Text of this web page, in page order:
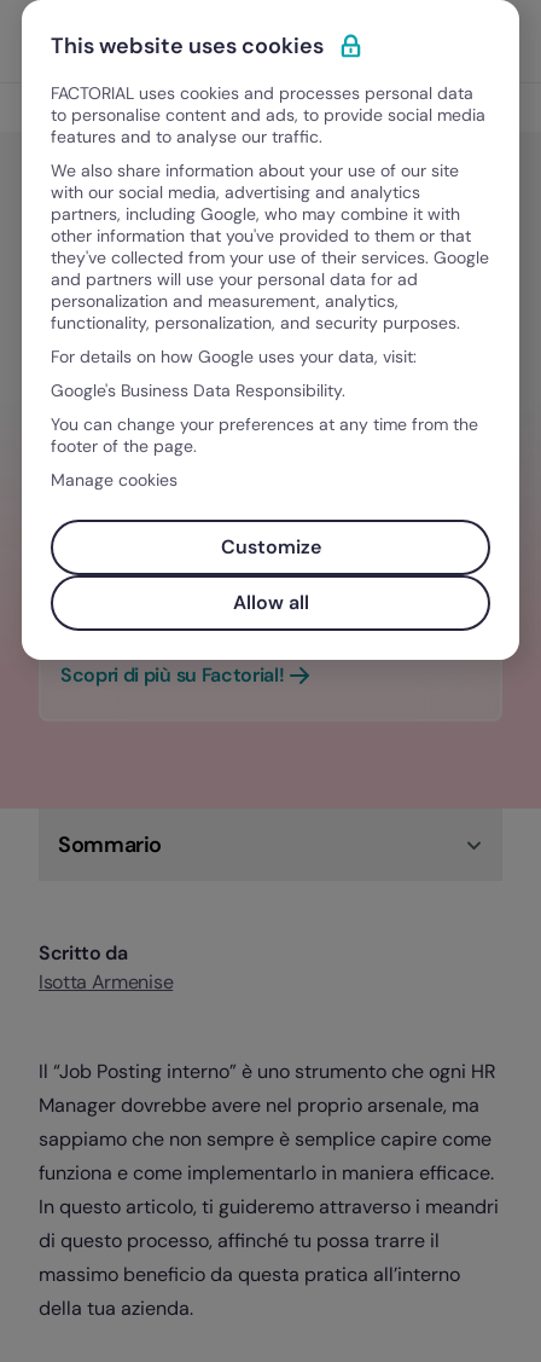
Vai al contenuto
Scopri Factorial
Recruiting
Recruiting
Job posting interno: come funziona
e come implementarlo in azienda
26 Febbraio, 2026·7 minuti di lettura
HAI BISOGNO D´AIUTO PER GESTIRE I TEAM
Trovare il talento perfetto per la tua
azienda non deve essere un processo
lungo e stressante. Basta scegliere il
software giusto.
Scopri di più su Factorial!
Sommario
Scritto da
Isotta Armenise
Il “Job Posting interno” è uno strumento che ogni HR
Manager dovrebbe avere nel proprio arsenale, ma
sappiamo che non sempre è semplice capire come
funziona e come implementarlo in maniera efficace.
In questo articolo, ti guideremo attraverso i meandri
di questo processo, affinché tu possa trarre il
massimo beneficio da questa pratica all’interno
della tua azienda.
This website uses cookies
FACTORIAL uses cookies and processes personal data
to personalise content and ads, to provide social media
features and to analyse our traffic.
We also share information about your use of our site
with our social media, advertising and analytics
partners, including Google, who may combine it with
other information that you've provided to them or that
they've collected from your use of their services. Google
and partners will use your personal data for ad
personalization and measurement, analytics,
functionality, personalization, and security purposes.
For details on how Google uses your data, visit:
Google's Business Data Responsibility.
You can change your preferences at any time from the
footer of the page.
Manage cookies
Customize
Allow all